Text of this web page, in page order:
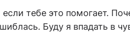
тебе это помогает.
Буду я впадать в